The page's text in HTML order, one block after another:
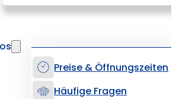
Preise & Öffnungszeiten
Häufige Fragen